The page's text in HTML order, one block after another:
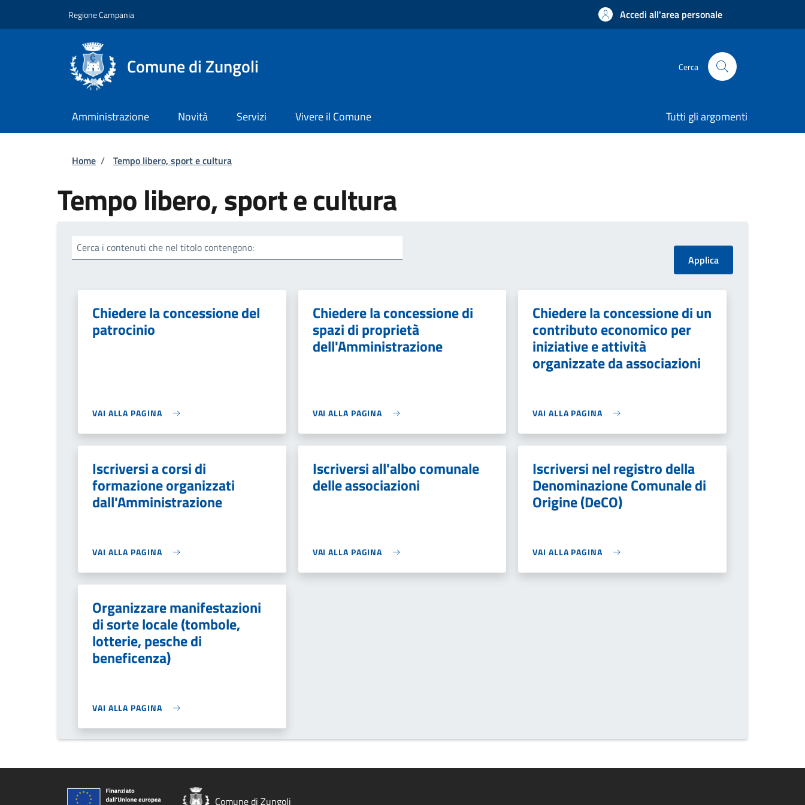
Regione Campania Accedi all'area personale
Comune di Zungoli Cerca
Amministrazione Novità Servizi Vivere il Comune Tutti gli argomenti
Briciole di pane
Home / Tempo libero, sport e cultura
Tempo libero, sport e cultura
Cerca i contenuti che nel titolo contengono:
Chiedere la concessione del
patrocinio
VAI ALLA PAGINA
Chiedere la concessione di
spazi di proprietà
dell'Amministrazione
VAI ALLA PAGINA
Chiedere la concessione di un
contributo economico per
iniziative e attività
organizzate da associazioni
VAI ALLA PAGINA
Iscriversi a corsi di
formazione organizzati
dall'Amministrazione
VAI ALLA PAGINA
Iscriversi all'albo comunale
delle associazioni
VAI ALLA PAGINA
Iscriversi nel registro della
Denominazione Comunale di
Origine (DeCO)
VAI ALLA PAGINA
Organizzare manifestazioni
di sorte locale (tombole,
lotterie, pesche di
beneficenza)
VAI ALLA PAGINA
Comune di Zungoli